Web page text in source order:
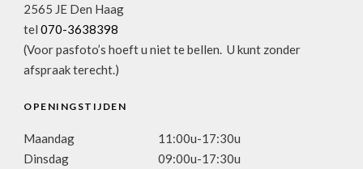
2565 JE Den Haag
tel 070-3638398
(Voor pasfoto’s hoeft u niet te bellen. U kunt zonder
afspraak terecht.)
OPENINGSTIJDEN
Maandag
11:00u-17:30u
Dinsdag
09:00u-17:30u